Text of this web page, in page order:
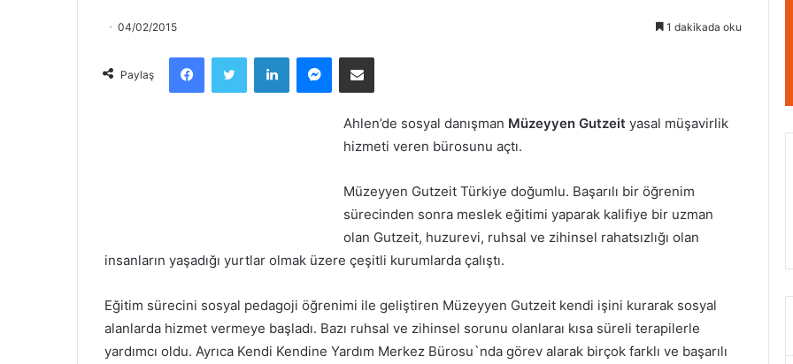
04/02/2015 1 dakikada oku
Paylaş
Ahlen’de sosyal danışman Müzeyyen Gutzeit yasal müşavirlik
hizmeti veren bürosunu açtı.
Müzeyyen Gutzeit Türkiye doğumlu. Başarılı bir öğrenim
sürecinden sonra meslek eğitimi yaparak kalifiye bir uzman
olan Gutzeit, huzurevi, ruhsal ve zihinsel rahatsızlığı olan
insanların yaşadığı yurtlar olmak üzere çeşitli kurumlarda çalıştı.
Eğitim sürecini sosyal pedagoji öğrenimi ile geliştiren Müzeyyen Gutzeit kendi işini kurarak sosyal
alanlarda hizmet vermeye başladı. Bazı ruhsal ve zihinsel sorunu olanlaraı kısa süreli terapilerle
yardımcı oldu. Ayrıca Kendi Kendine Yardım Merkez Bürosu`nda görev alarak birçok farklı ve başarılı